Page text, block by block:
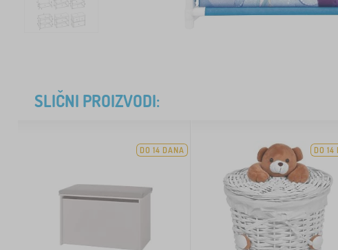
SLIČNI PROIZVODI:
DO 14 DANA DO 14